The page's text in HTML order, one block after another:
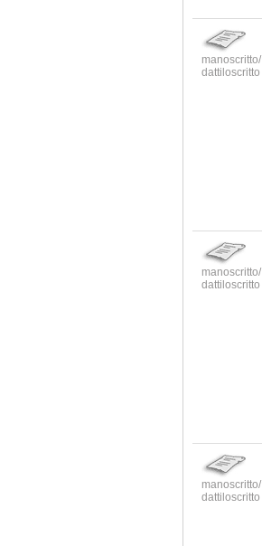
manoscritto/
dattiloscritto
manoscritto/
dattiloscritto
manoscritto/
dattiloscritto